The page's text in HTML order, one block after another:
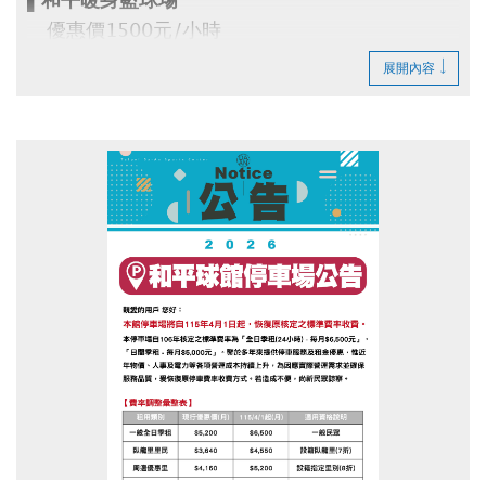
優惠價1500元/小時
即日起開放網路預約(可預約14日內場地)
網路預約請點我(開啟新視窗)
▪︎ 大安APP 長佳Sports+ APP傳送門⬇
APPLE 傳送門點我(開啟新視窗)
google play 傳送門點我(開啟新視窗)
電話洽詢 場務組(02)2377-0300分機103、104
展開內容